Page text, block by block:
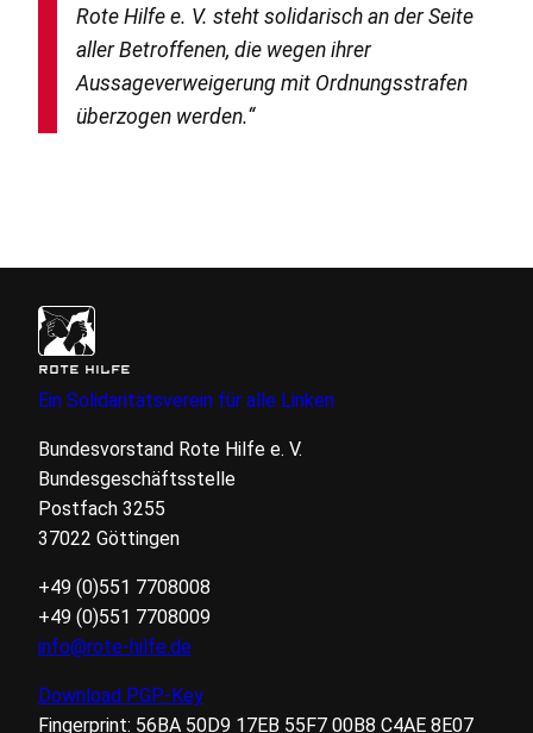
Rote Hilfe e. V. steht solidarisch an der Seite
aller Betroffenen, die wegen ihrer
Aussageverweigerung mit Ordnungsstrafen
überzogen werden.“
ROTE HILFE
Ein Solidaritätsverein für alle Linken
Bundesvorstand Rote Hilfe e. V.
Bundesgeschäftsstelle
Postfach 3255
37022 Göttingen
+49 (0)551 7708008
+49 (0)551 7708009
info@rote-hilfe.de
Download PGP-Key
Fingerprint: 56BA 50D9 17EB 55F7 00B8 C4AE 8E07